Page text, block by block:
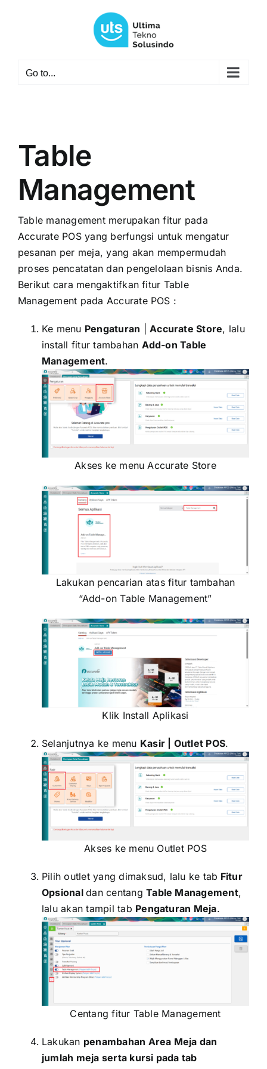
Go to...
Table
Management
Table management merupakan fitur pada
Accurate POS yang berfungsi untuk mengatur
pesanan per meja, yang akan mempermudah
proses pencatatan dan pengelolaan bisnis Anda.
Berikut cara mengaktifkan fitur Table
Management pada Accurate POS :
Ke menu Pengaturan |Accurate Store, lalu
install fitur tambahan Add-on Table
Management.
Akses ke menu Accurate Store
Lakukan pencarian atas fitur tambahan
“Add-on Table Management”
Klik Install Aplikasi
Selanjutnya ke menu Kasir | Outlet POS.
Akses ke menu Outlet POS
Pilih outlet yang dimaksud, lalu ke tab Fitur
Opsionaldan centangTable Management,
lalu akan tampil tab Pengaturan Meja.
Centang fitur Table Management
Lakukan penambahan Area Meja dan
jumlah meja serta kursi pada tab